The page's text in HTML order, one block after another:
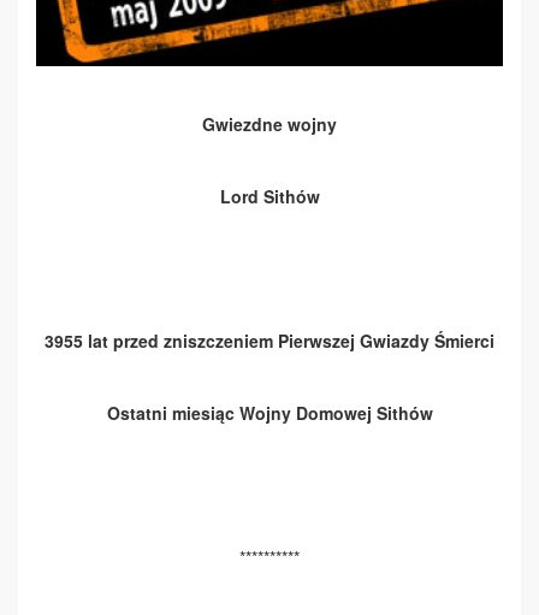
Gwiezdne wojny
Lord Sithów
3955 lat przed zniszczeniem Pierwszej Gwiazdy Śmierci
Ostatni miesiąc Wojny Domowej Sithów
**********